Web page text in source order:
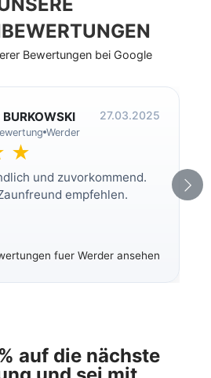
Bewertungen bei Google
BURKOWSKI 27.03.2025
Werder
★
und zuvorkommend.
empfehlen.
fuer Werder ansehen
auf die nächste